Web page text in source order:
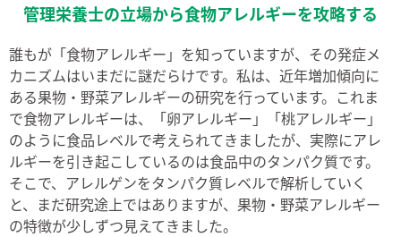
管理栄養士の立場から食物アレルギーを攻略する
誰もが「食物アレルギー」を知っていますが、その発症メ
カニズムはいまだに謎だらけです。私は、近年増加傾向に
ある果物・野菜アレルギーの研究を行っています。これま
で食物アレルギーは、「卵アレルギー」「桃アレルギー」
のように食品レベルで考えられてきましたが、実際にアレ
ルギーを引き起こしているのは食品中のタンパク質です。
そこで、アレルゲンをタンパク質レベルで解析していく
と、まだ研究途上ではありますが、果物・野菜アレルギー
の特徴が少しずつ見えてきました。